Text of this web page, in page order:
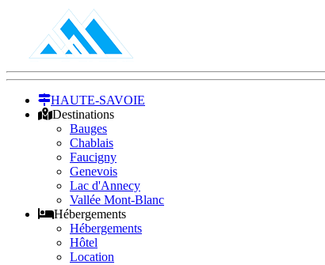
HAUTE-SAVOIE
Destinations
Bauges
Chablais
Faucigny
Genevois
Lac d'Annecy
Vallée Mont-Blanc
Hébergements
Hébergements
Hôtel
Location